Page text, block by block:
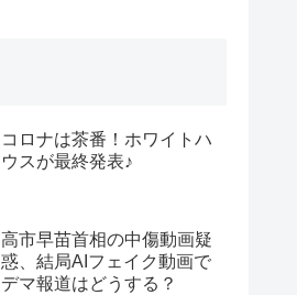
コロナは茶番！ホワイトハ
ウスが最終発表♪
高市早苗首相の中傷動画疑
惑、結局AIフェイク動画で
デマ報道はどうする？